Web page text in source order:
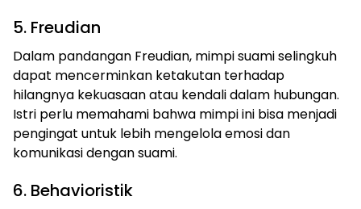
5. Freudian
Dalam pandangan Freudian, mimpi suami selingkuh
dapat mencerminkan ketakutan terhadap
hilangnya kekuasaan atau kendali dalam hubungan.
Istri perlu memahami bahwa mimpi ini bisa menjadi
pengingat untuk lebih mengelola emosi dan
komunikasi dengan suami.
6. Behavioristik